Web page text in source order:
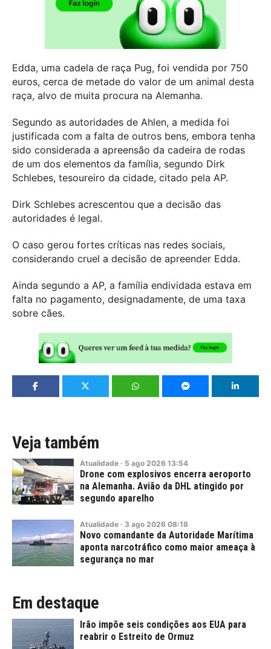
Edda, uma cadela de raça Pug, foi vendida por 750
euros, cerca de metade do valor de um animal desta
raça, alvo de muita procura na Alemanha.
Segundo as autoridades de Ahlen, a medida foi
justificada com a falta de outros bens, embora tenha
sido considerada a apreensão da cadeira de rodas
de um dos elementos da família, segundo Dirk
Schlebes, tesoureiro da cidade, citado pela AP.
Dirk Schlebes acrescentou que a decisão das
autoridades é legal.
O caso gerou fortes críticas nas redes sociais,
considerando cruel a decisão de apreender Edda.
Ainda segundo a AP, a família endividada estava em
falta no pagamento, designadamente, de uma taxa
sobre cães.
Veja também
Atualidade · 5 ago 2026 13:54
Drone com explosivos encerra aeroporto
na Alemanha. Avião da DHL atingido por
segundo aparelho
Atualidade · 3 ago 2026 08:18
Novo comandante da Autoridade Marítima
aponta narcotráfico como maior ameaça à
segurança no mar
Em destaque
Irão impõe seis condições aos EUA para
reabrir o Estreito de Ormuz